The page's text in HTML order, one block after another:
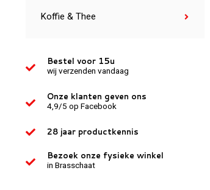
Koffie & Thee
Bestel voor 15u
wij verzenden vandaag
Onze klanten geven ons
4,9/5 op Facebook
28 jaar productkennis
Bezoek onze fysieke winkel
in Brasschaat